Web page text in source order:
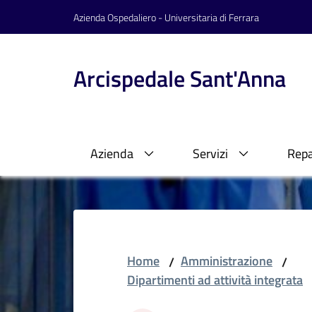
Vai al contenuto
Vai alla navigazioneAzienda Ospedaliero - Universitaria di Ferrara
Arcispedale Sant'Anna
Azienda Servizi
Home / Amministrazione /
Dipartimenti ad attività integrata